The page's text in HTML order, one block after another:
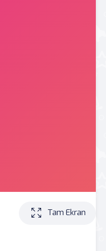
Tam Ekran